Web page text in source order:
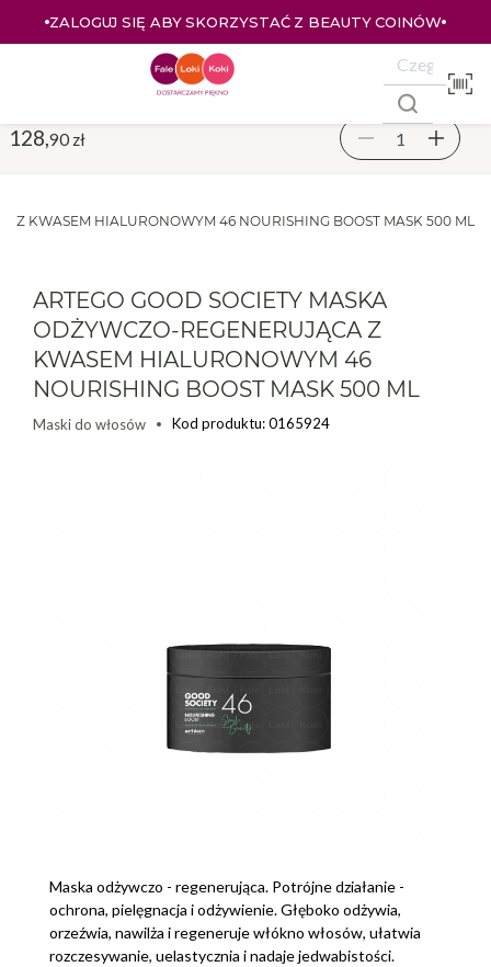
ZALOGUJ SIĘ ABY SKORZYSTAĆ Z BEAUTY COINÓW
Z KWASEM HIALURONOWYM 46 NOURISHING BOOST MASK 500 ML
ARTEGO GOOD SOCIETY MASKA
ODŻYWCZO-REGENERUJĄCA Z
KWASEM HIALURONOWYM 46
NOURISHING BOOST MASK 500 ML
Maski do włosów Kod produktu: 0165924
Maska odżywczo - regenerująca. Potrójne działanie -
ochrona, pielęgnacja i odżywienie. Głęboko odżywia,
orzeźwia, nawilża i regeneruje włókno włosów, ułatwia
rozczesywanie, uelastycznia i nadaje jedwabistości.
128, 90 zł